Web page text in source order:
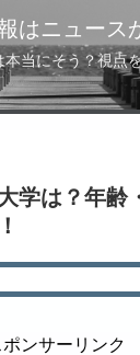
はニュース
当にそう？視点
学は？年齢
ポンサーリンク